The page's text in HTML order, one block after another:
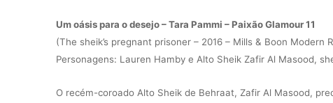
Um oásis para o desejo – Tara Pammi – Paixão Glamour 11
(The sheik’s pregnant prisoner – 2016 – Mills & Boon Modern
Personagens: Lauren Hamby e Alto Sheik Zafir Al Masood,
O recém-coroado Alto Sheik de Behraat, Zafir Al Masood,